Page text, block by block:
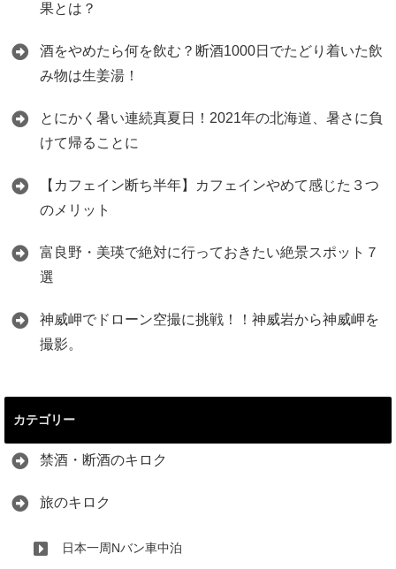
果とは？
酒をやめたら何を飲む？断酒1000日でたどり着いた飲
み物は生姜湯！
とにかく暑い連続真夏日！2021年の北海道、暑さに負
けて帰ることに
【カフェイン断ち半年】カフェインやめて感じた３つ
のメリット
富良野・美瑛で絶対に行っておきたい絶景スポット７
選
神威岬でドローン空撮に挑戦！！神威岩から神威岬を
撮影。
カテゴリー
禁酒・断酒のキロク
旅のキロク
日本一周Nバン車中泊